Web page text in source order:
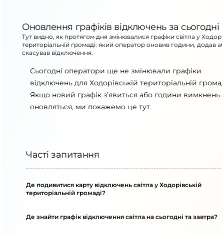
Оновлення графіків відключень за сьогодні
Тут видно, як протягом дня змінювалися графіки світла у
територіальній громаді: який оператор оновив години, додав
скасував відключення.
Сьогодні оператори ще не змінювали графіки
відключень для Ходорівській територіальній
Якщо новий графік з’явиться або години вимкнень
оновляться, ми покажемо це тут.
Часті запитання
Де подивитися карту відключень світла у Ходорівській
територіальній громаді?
Де знайти графік відключення світла на сьогодні та завтра?